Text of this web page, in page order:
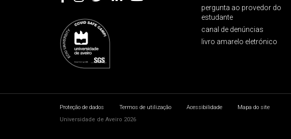
pergunta ao provedor do
estudante
canal de denúncias
livro amarelo eletrónico
Proteção de dados Termos de utilização Acessibilidade
Mapa do site
Universidade de Aveiro 2026